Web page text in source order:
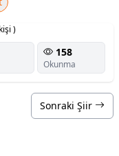
)
158
Okunma
Sonraki Şiir